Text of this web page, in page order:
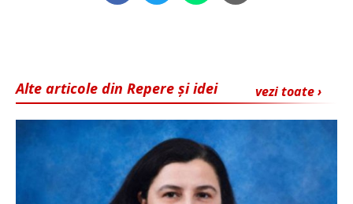
vezi toate ›
Alte articole din Repere și idei